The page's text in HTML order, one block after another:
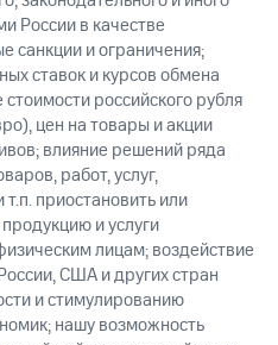
России в качестве
санкции и ограничения;
ставок и курсов обмена
российского рубля
цен на товары и акции
влияние решений ряда
работ, услуг,
приостановить или
и услуги
лицам; воздействие
США и других стран
и стимулированию
нашу возможность